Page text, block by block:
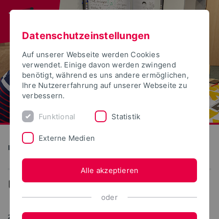
Institut für Wissenschaftsdialog
... Aktuelles
29.09.2023
Datenschutzeinstellungen
Auf unserer Webseite werden Cookies
verwendet. Einige davon werden zwingend
benötigt, während es uns andere ermöglichen,
Ihre Nutzererfahrung auf unserer Webseite zu
verbessern.
Funktional Statistik
Externe Medien
Alle akzeptieren
oder